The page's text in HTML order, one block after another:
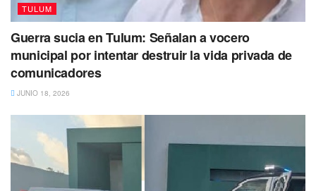
TULUM
Guerra sucia en Tulum: Señalan a vocero
municipal por intentar destruir la vida privada de
comunicadores
JUNIO 18, 2026